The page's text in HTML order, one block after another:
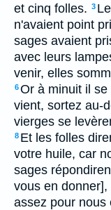
et cinq folles. 3
n'avaient point
sages avaient
avec leurs
venir, elles
6Or à minuit il
vient, sortez au-
vierges se
8 Et les folles
votre huile, car
sages
vous en
assez pour nous